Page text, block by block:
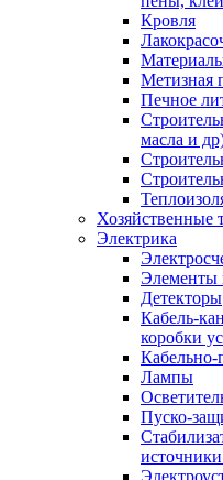
Кровля
Метизная
Печное
масла и
Хозяйственные
Электрика
Элементы
Детекторы
Кабель-
коробки
Кабельно-
Лампы
Пуско-